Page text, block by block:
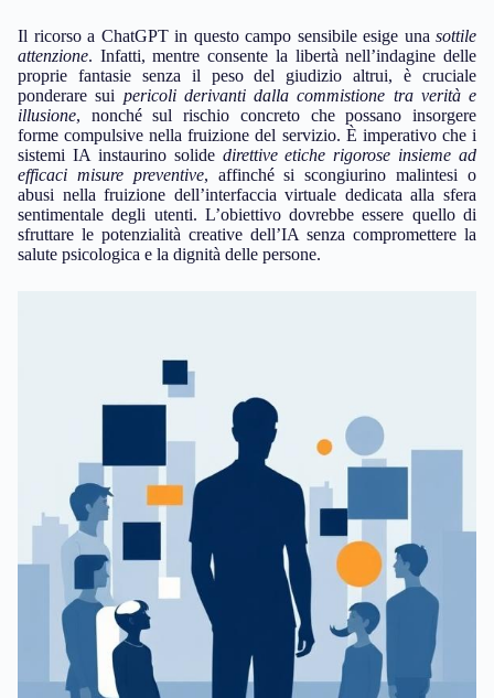
Il ricorso a ChatGPT in questo campo sensibile esige una sottile
attenzione. Infatti, mentre consente la libertà nell’indagine delle
proprie fantasie senza il peso del giudizio altrui, è cruciale
ponderare sui pericoli derivanti dalla commistione tra verità e
illusione, nonché sul rischio concreto che possano insorgere
forme compulsive nella fruizione del servizio. È imperativo che i
sistemi IA instaurino solide direttive etiche rigorose insieme ad
efficaci misure preventive, affinché si scongiurino malintesi o
abusi nella fruizione dell’interfaccia virtuale dedicata alla sfera
sentimentale degli utenti. L’obiettivo dovrebbe essere quello di
sfruttare le potenzialità creative dell’IA senza compromettere la
salute psicologica e la dignità delle persone.